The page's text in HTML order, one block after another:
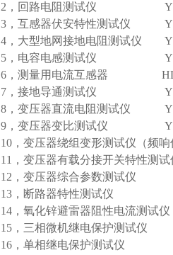
2，回路电阻测试仪
3，互感器伏安特性测试仪
4，大型地网接地电阻测试
5，电容电感测试仪
6，测量用电流互感器
7，接地导通测试仪
8，变压器直流电阻测试仪
9，变压器变比测试仪
10，变压器绕组变形测试仪（
11，变压器有载分接开关特性
12，变压器综合参数测试
13，断路器特性测试仪
14，氧化锌避雷器阻性电流
15，三相微机继电保护测
16，单相继电保护测试